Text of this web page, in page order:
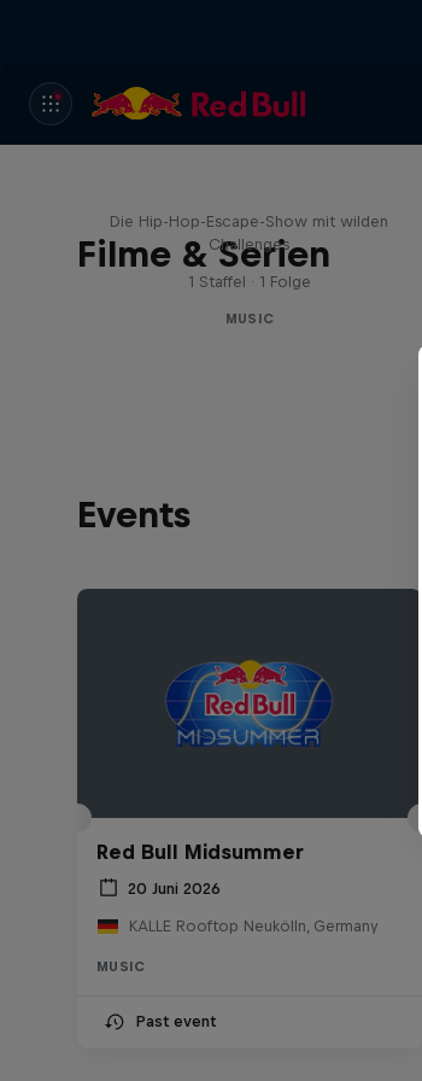
Filme & Serien
Die Hip-Hop-Escape-Show mit wilden
Challenges
1 Staffel · 1 Folge
MUSIC
Events
Red Bull Midsummer
20 Juni 2026
KALLE Rooftop Neukölln, Germany
MUSIC
Past event